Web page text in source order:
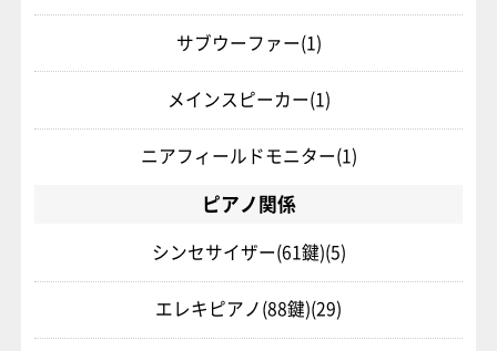
サブウーファー(1)
メインスピーカー(1)
ニアフィールドモニター(1)
ピアノ関係
シンセサイザー(61鍵)(5)
エレキピアノ(88鍵)(29)